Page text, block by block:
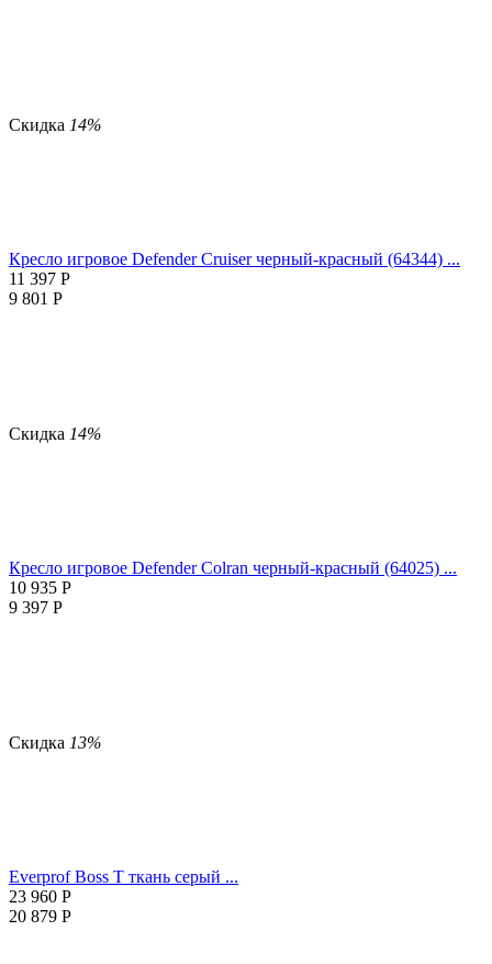
Скидка 14%
Кресло игровое Defender Cruiser черный-красный (64344) ...
11 397 Р
9 801 Р
Скидка 14%
Кресло игровое Defender Colran черный-красный (64025) ...
10 935 Р
9 397 Р
Скидка 13%
Everprof Boss T ткань серый ...
23 960 Р
20 879 Р